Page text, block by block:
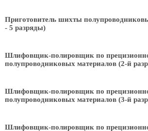
Приготовитель шихты
- 5 разряды)
Шлифовщик-полировщик по
полупроводниковых материалов (2-й
Шлифовщик-полировщик по
полупроводниковых материалов (3-й
Шлифовщик-полировщик по